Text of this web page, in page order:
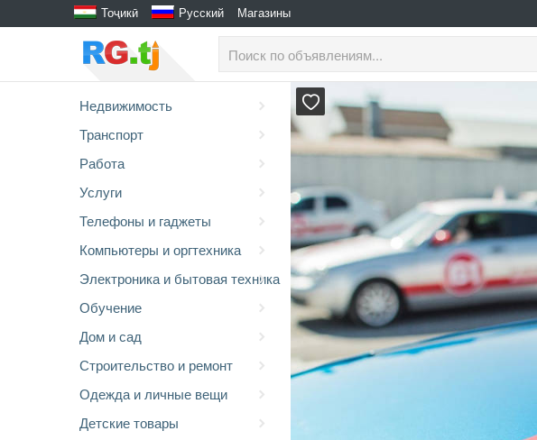
Тоҷикӣ Русский Магазины
Недвижимость
Транспорт
Работа
Услуги
Телефоны и гаджеты
Компьютеры и оргтехника
Электроника и бытовая техника
Обучение
Дом и сад
Строительство и ремонт
Одежда и личные вещи
Детские товары